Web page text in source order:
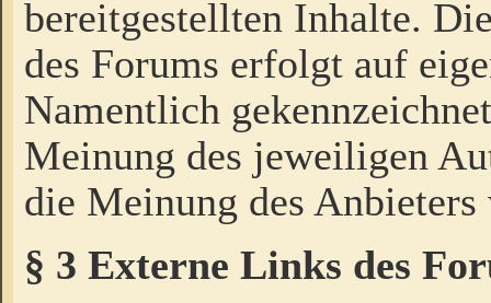
bereitgestellten Inhalte.
des Forums erfolgt auf
Namentlich
Meinung des jeweiligen
die Meinung des Anbieters
§ 3 Externe Links des